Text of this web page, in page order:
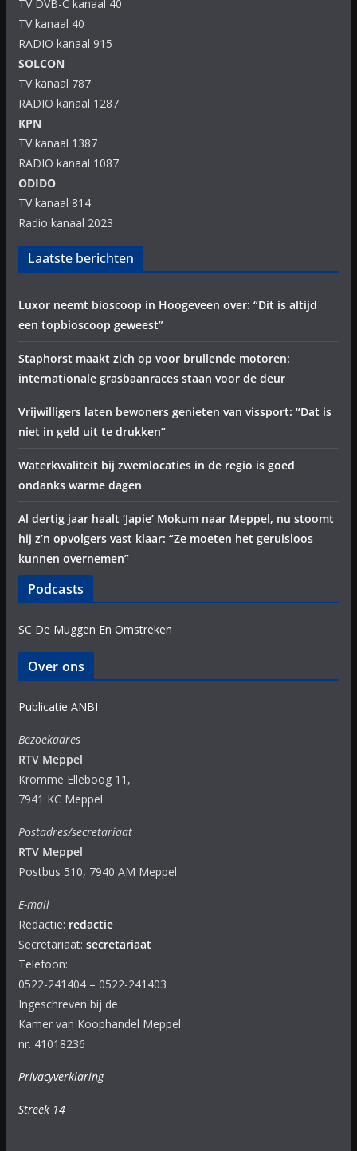
TV DVB-C kanaal 40
TV kanaal 40
RADIO kanaal 915
SOLCON
TV kanaal 787
RADIO kanaal 1287
KPN
TV kanaal 1387
RADIO kanaal 1087
ODIDO
TV kanaal 814
Radio kanaal 2023
Laatste berichten
Luxor neemt bioscoop in Hoogeveen over: “Dit is altijd
een topbioscoop geweest”
Staphorst maakt zich op voor brullende motoren:
internationale grasbaanraces staan voor de deur
Vrijwilligers laten bewoners genieten van vissport: “Dat is
niet in geld uit te drukken”
Waterkwaliteit bij zwemlocaties in de regio is goed
ondanks warme dagen
Al dertig jaar haalt ‘Japie’ Mokum naar Meppel, nu stoomt
hij z’n opvolgers vast klaar: “Ze moeten het geruisloos
kunnen overnemen”
Podcasts
SC De Muggen En Omstreken
Over ons
Publicatie ANBI
Bezoekadres
RTV Meppel
Kromme Elleboog 11,
7941 KC Meppel
Postadres/secretariaat
RTV Meppel
Postbus 510, 7940 AM Meppel
E-mail
Redactie: redactie
Secretariaat: secretariaat
Telefoon:
0522-241404 – 0522-241403
Ingeschreven bij de
Kamer van Koophandel Meppel
nr. 41018236
Privacyverklaring
Streek 14